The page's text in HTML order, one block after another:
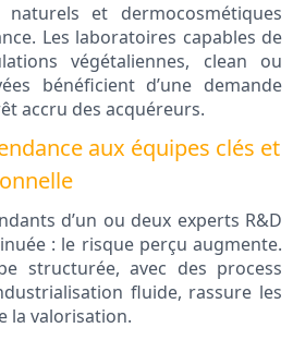
naturels et dermocosmétiques
Les laboratoires capables de
végétaliennes, clean ou
bénéficient d’une demande
accru des acquéreurs.
aux équipes clés et
d’un ou deux experts R&D
: le risque perçu augmente.
structurée, avec des process
fluide, rassure les
la valorisation.